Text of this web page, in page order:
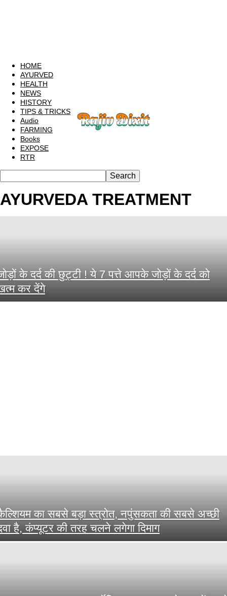
HOME
AYURVED
HEALTH
NEWS
HISTORY
TIPS & TRICKS
Audio
FARMING
Books
EXPOSE
RTR
AYURVEDA TREATMENT
के दर्द की छुट्टी ! ये 7 पत्ते आपके जोड़ों के दर्द को
कर देंगे
का सबसे बड़ा स्त्रोत, नपुंसकता की सबसे अच्छी
है, कंप्यूटर की तरह चलने लगेगा दिमाग